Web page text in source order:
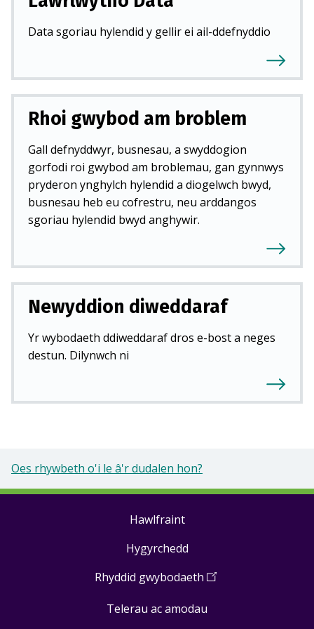
Data sgoriau hylendid y gellir ei ail-ddefnyddio
Rhoi gwybod am broblem
Gall defnyddwyr, busnesau, a swyddogion
gorfodi roi gwybod am broblemau, gan gynnwys
pryderon ynghylch hylendid a diogelwch bwyd,
busnesau heb eu cofrestru, neu arddangos
sgoriau hylendid bwyd anghywir.
Newyddion diweddaraf
Yr wybodaeth ddiweddaraf dros e-bost a neges
destun. Dilynwch ni
Oes rhywbeth o'i le â'r dudalen hon?
Hawlfraint
Hygyrchedd
Rhyddid gwybodaeth (Open
a
Telerau ac amodau